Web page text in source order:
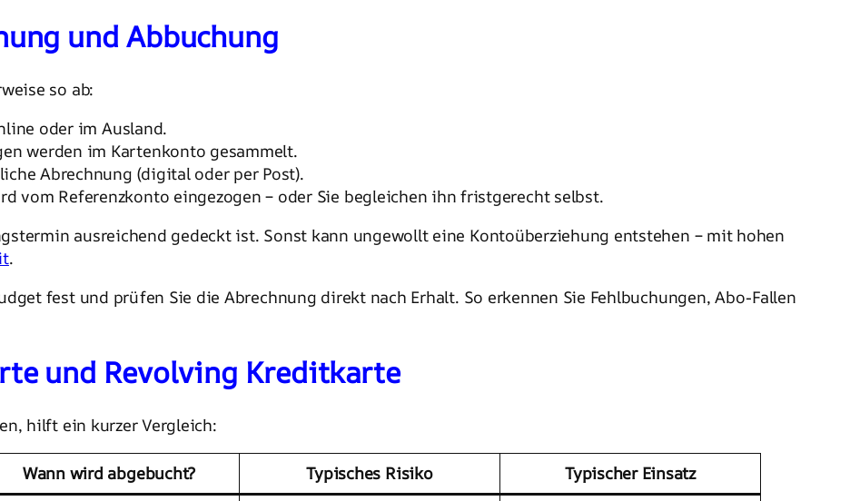
und Abbuchung
so ab:
oder im Ausland.
werden im Kartenkonto gesammelt.
Abrechnung (digital oder per Post).
vom Referenzkonto eingezogen – oder Sie begleichen ihn fristgerecht selbst.
ausreichend gedeckt ist. Sonst kann ungewollt eine Kontoüberziehung entstehen – mit hohen
.
fest und prüfen Sie die Abrechnung direkt nach Erhalt. So erkennen Sie Fehlbuchungen, Abo-Fallen
und Revolving Kreditkarte
hilft ein kurzer Vergleich:
Wann wird abgebucht? Typisches Risiko Typischer Einsatz